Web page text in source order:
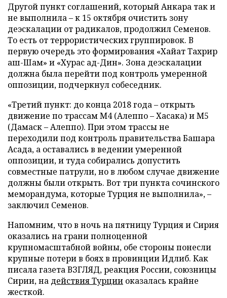
Другой пункт соглашений, который Анкара так и
не выполнила – к 15 октября очистить зону
деэскалации от радикалов, продолжил Семенов.
То есть от террористических группировок. В
первую очередь это формирования «Хайат Тахрир
аш-Шам» и «Хурас ад-Дин». Зона деэскалации
должна была перейти под контроль умеренной
оппозиции, подчеркнул собеседник.
«Третий пункт: до конца 2018 года – открыть
движение по трассам М4 (Алеппо – Хасака) и М5
(Дамаск – Алеппо). При этом трассы не
переходили под контроль правительства Башара
Асада, а оставались в ведении умеренной
оппозиции, и туда собирались допустить
совместные патрули, но в любом случае движение
должны были открыть. Вот три пункта сочинского
меморандума, которые Турция не выполнила», –
заключил Семенов.
Напомним, что в ночь на пятницу Турция и Сирия
оказались на грани полноценной
крупномасштабной войны, обе стороны понесли
крупные потери в боях в провинции Идлиб. Как
писала газета ВЗГЛЯД, реакция России, союзницы
Сирии, на действия Турции оказалась крайне
жесткой.